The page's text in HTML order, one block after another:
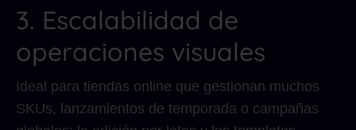
3. Escalabilidad de
operaciones visuales
Ideal para tiendas online que gestionan muchos
SKUs, lanzamientos de temporada o campañas